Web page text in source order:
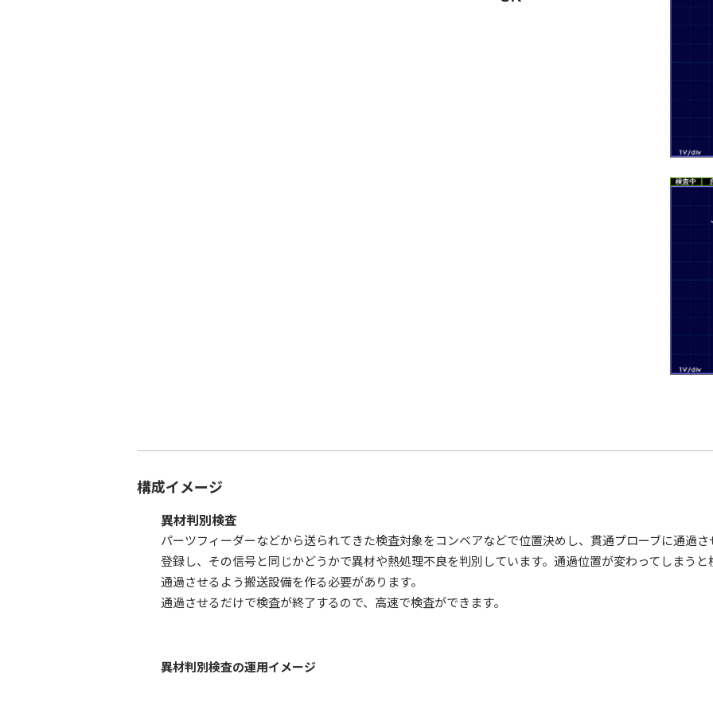
構成イメージ
異材判別検査
パーツフィーダーなどから送られてきた検査対象をコンベアなどで位置決めし、貫通プローブに通過
登録し、その信号と同じかどうかで異材や熱処理不良を判別しています。通過位置が変わってしまう
通過させるよう搬送設備を作る必要があります。
通過させるだけで検査が終了するので、高速で検査ができます。
異材判別検査の運用イメージ